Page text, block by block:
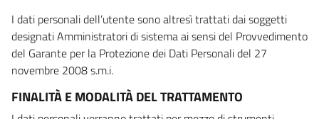
I dati personali dell’utente sono altresì trattati dai soggetti
designati Amministratori di sistema ai sensi del Provvedimento
del Garante per la Protezione dei Dati Personali del 27
novembre 2008 s.m.i.
FINALITÀ E MODALITÀ DEL TRATTAMENTO